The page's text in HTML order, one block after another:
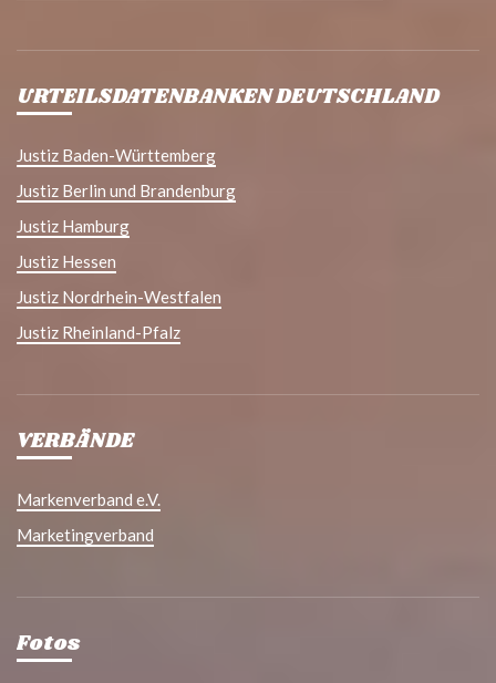
URTEILSDATENBANKEN DEUTSCHLAND
Justiz Baden-Württemberg
Justiz Berlin und Brandenburg
Justiz Hamburg
Justiz Hessen
Justiz Nordrhein-Westfalen
Justiz Rheinland-Pfalz
VERBÄNDE
Markenverband e.V.
Marketingverband
Fotos